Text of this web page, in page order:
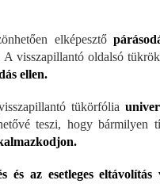
elképesztő
A visszapillantó oldalsó
ellen.
tükörfólia
teszi, hogy bármilyen
és az esetleges